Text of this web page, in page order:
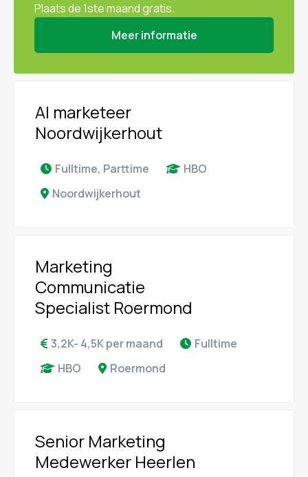
Plaats de 1ste maand gratis.
Meer informatie
AI marketeer
Noordwijkerhout
Fulltime, Parttime
HBO
Noordwijkerhout
Marketing
Communicatie
Specialist Roermond
3,2K- 4,5K per maand
Fulltime
HBO
Roermond
Senior Marketing
Medewerker Heerlen